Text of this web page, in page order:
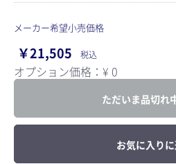
メーカー希望小売価格
￥21,505 税込
オプション価格：¥ 0
ただいま品切れ
お気に入り